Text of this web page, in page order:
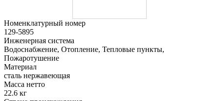
Номенклатурный номер
129-5895
Инженерная система
Водоснабжение, Отопление, Тепловые пункты,
Пожаротушение
Материал
сталь нержавеющая
Масса нетто
22.6 кг